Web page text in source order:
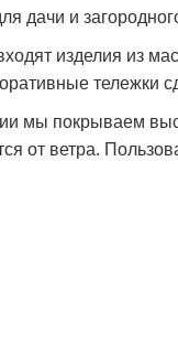
дачи и
изделия из
тележки
мы покрываем
от ветра.